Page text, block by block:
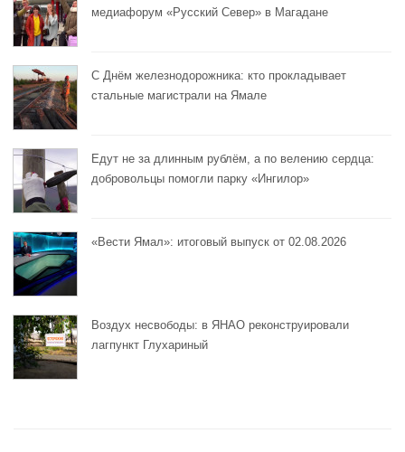
медиафорум «Русский Север» в Магадане
С Днём железнодорожника: кто прокладывает
стальные магистрали на Ямале
Едут не за длинным рублём, а по велению сердца:
добровольцы помогли парку «Ингилор»
«Вести Ямал»: итоговый выпуск от 02.08.2026
Воздух несвободы: в ЯНАО реконструировали
лагпункт Глухариный